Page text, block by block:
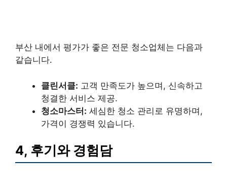
부산 내에서 평가가 좋은 전문 청소업체는 다음과
같습니다.
클린서클: 고객 만족도가 높으며, 신속하고
청결한 서비스 제공.
청소마스터: 세심한 청소 관리로 유명하며,
가격이 경쟁력 있습니다.
4, 후기와 경험담